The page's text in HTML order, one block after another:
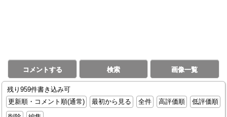
コメントする 検索 画像一覧
残り959件書き込み可
更新順・コメント順(通常)
最初から見る 全件 高評価順
低評価順